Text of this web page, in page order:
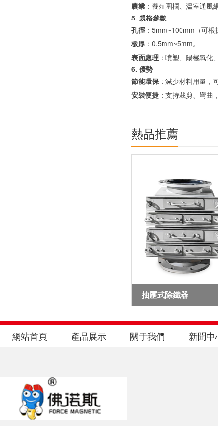
農業 ：養殖圍欄、溫室通風
5. 規格參數
孔徑 ：5mm~100mm（可
板厚 ：0.5mm~5mm。
表面處理 ：噴塑、陽極氧化
6. 優勢
節能環保 ：減少材料用量，
安裝便捷 ：支持裁剪、彎曲
熱品推薦
抽屜式除鐵器
網站首頁 產品展示 關于我們 新聞中